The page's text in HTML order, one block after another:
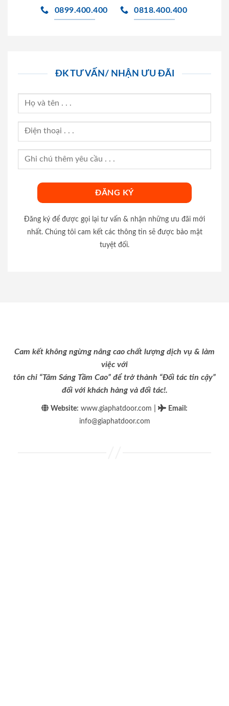
0899.400.400 0818.400.400
ĐK TƯ VẤN/ NHẬN ƯU ĐÃI
Đăng ký để được gọi lại tư vấn & nhận những ưu đãi mới
nhất. Chúng tôi cam kết các thông tin sẽ được bảo mật
tuyệt đối.
Cam kết không ngừng nâng cao chất lượng dịch vụ & làm
việc với
tôn chỉ “Tâm Sáng Tầm Cao” để trở thành “Đối tác tin cậy”
đối với khách hàng và đối tác!.
Website: www.giaphatdoor.com Email :
info@giaphatdoor.com